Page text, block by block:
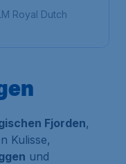
Royal Dutch
Fjorden,
Kulisse,
und